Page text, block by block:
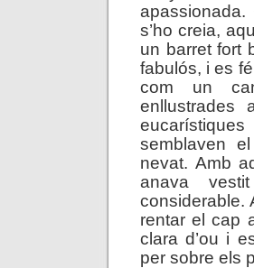
s’ho creia,
un barret fort
fabulós, i es
com un
enllustrades
semblaven
nevat. Amb
anava
considerable.
rentar el cap
clara d’ou i
per sobre els